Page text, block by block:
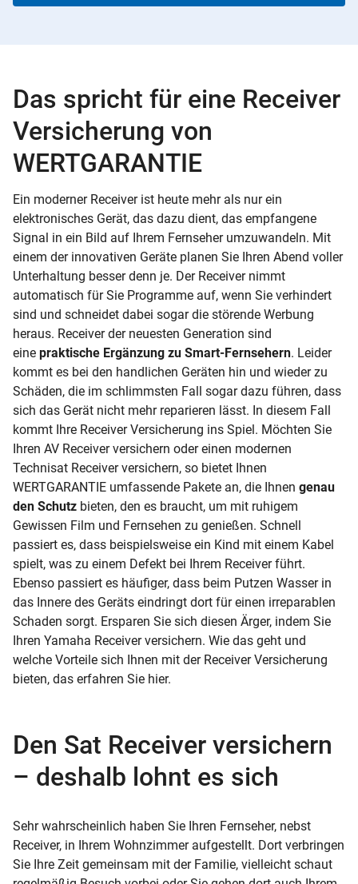
Das spricht für eine Receiver
Versicherung von
WERTGARANTIE
Ein moderner Receiver ist heute mehr als nur ein
elektronisches Gerät, das dazu dient, das empfangene
Signal in ein Bild auf Ihrem Fernseher umzuwandeln. Mit
einem der innovativen Geräte planen Sie Ihren Abend voller
Unterhaltung besser denn je. Der Receiver nimmt
automatisch für Sie Programme auf, wenn Sie verhindert
sind und schneidet dabei sogar die störende Werbung
heraus. Receiver der neuesten Generation sind
eine praktische Ergänzung zu Smart-Fernsehern. Leider
kommt es bei den handlichen Geräten hin und wieder zu
Schäden, die im schlimmsten Fall sogar dazu führen, dass
sich das Gerät nicht mehr reparieren lässt. In diesem Fall
kommt Ihre Receiver Versicherung ins Spiel. Möchten Sie
Ihren AV Receiver versichern oder einen modernen
Technisat Receiver versichern, so bietet Ihnen
WERTGARANTIE umfassende Pakete an, die Ihnen genau
den Schutz bieten, den es braucht, um mit ruhigem
Gewissen Film und Fernsehen zu genießen. Schnell
passiert es, dass beispielsweise ein Kind mit einem Kabel
spielt, was zu einem Defekt bei Ihrem Receiver führt.
Ebenso passiert es häufiger, dass beim Putzen Wasser in
das Innere des Geräts eindringt dort für einen irreparablen
Schaden sorgt. Ersparen Sie sich diesen Ärger, indem Sie
Ihren Yamaha Receiver versichern. Wie das geht und
welche Vorteile sich Ihnen mit der Receiver Versicherung
bieten, das erfahren Sie hier.
Den Sat Receiver versichern
– deshalb lohnt es sich
Sehr wahrscheinlich haben Sie Ihren Fernseher, nebst
Receiver, in Ihrem Wohnzimmer aufgestellt. Dort verbringen
Sie Ihre Zeit gemeinsam mit der Familie, vielleicht schaut